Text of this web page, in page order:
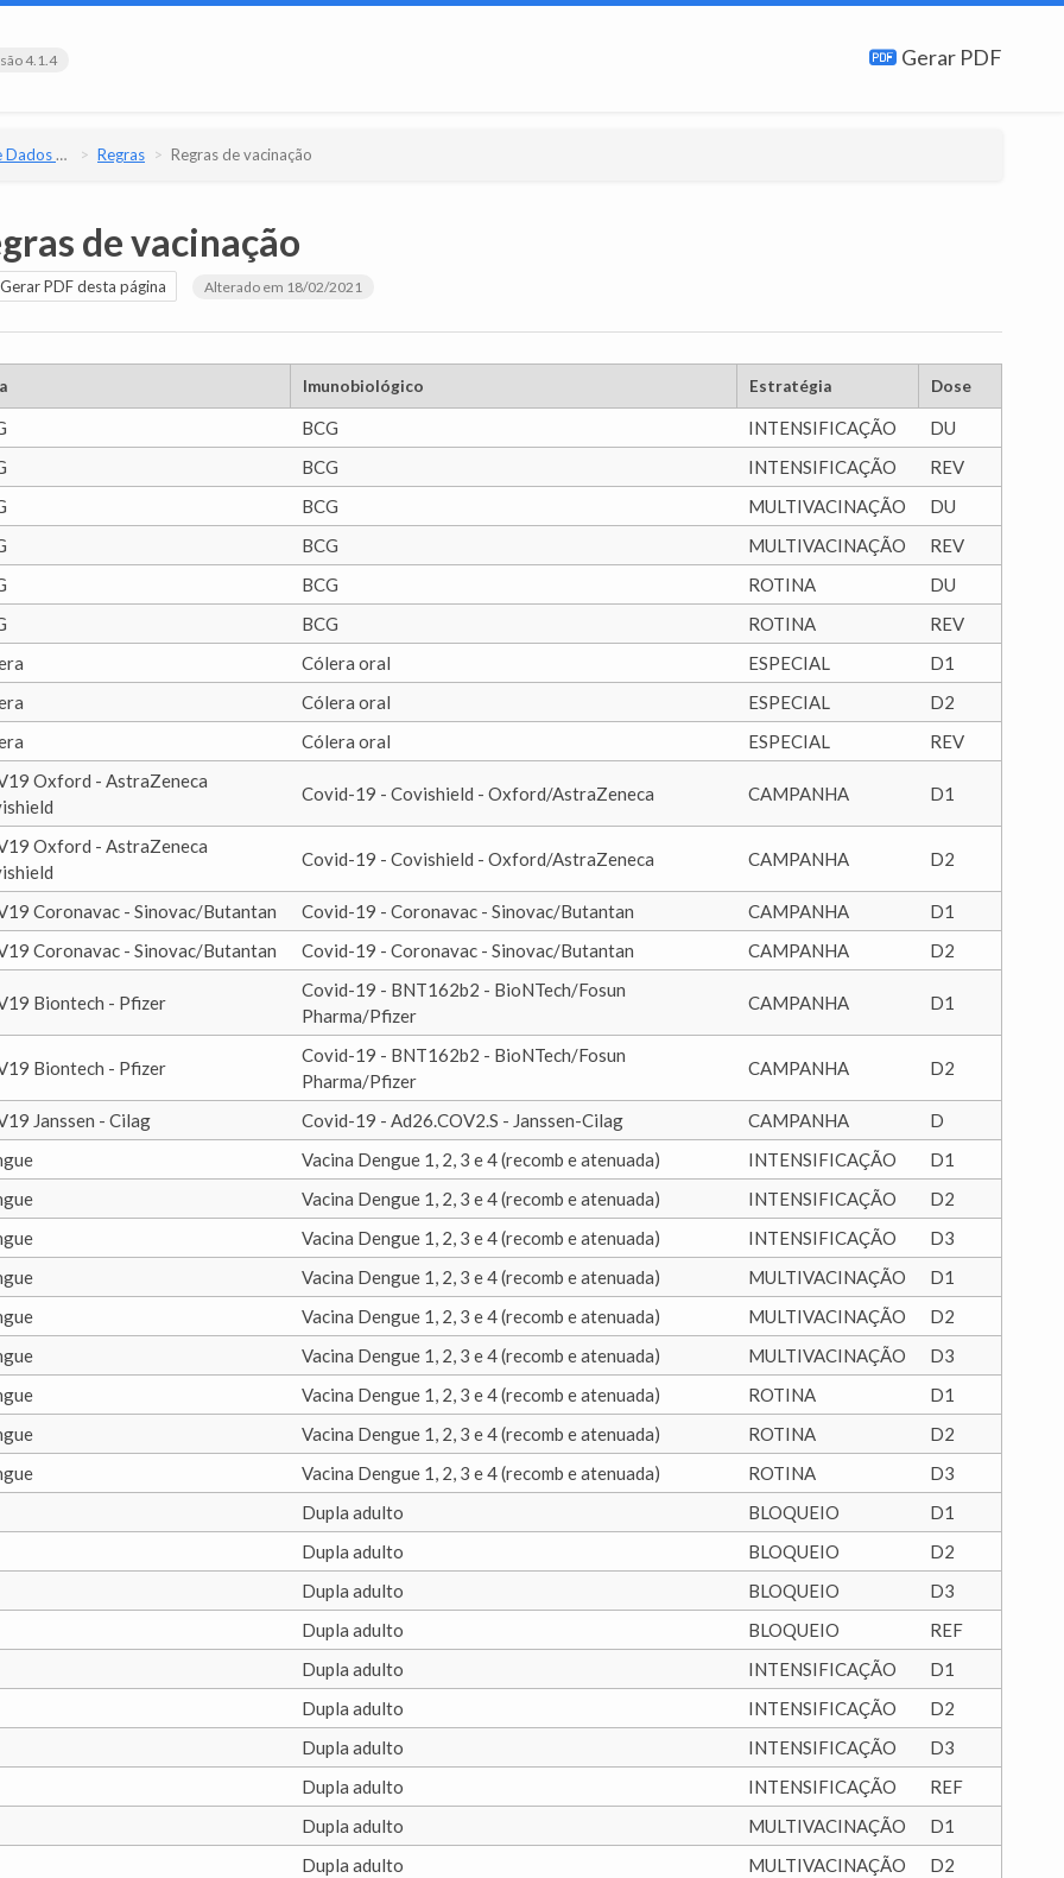
4.1.4 Gerar PDF
Versão 4.1.4 Regras Regras de vacinação
de vacinação
Gerar PDF desta página Alterado em 18/02/2021
Imunobiológico Estratégia Dose
BCG INTENSIFICAÇÃO
DU
BCG INTENSIFICAÇÃO
REV
BCG MULTIVACINAÇÃO
DU
BCG MULTIVACINAÇÃO
REV
BCG ROTINA
DU
BCG ROTINA
REV
Cólera oral ESPECIAL
D1
Cólera oral ESPECIAL
D2
Cólera oral ESPECIAL
REV
Oxford - AstraZeneca
Covid-19 - Covishield - Oxford/AstraZeneca CAMPANHA D1
Oxford - AstraZeneca
Covid-19 - Covishield - Oxford/AstraZeneca CAMPANHA D2
Coronavac - Sinovac/Butantan Covid-19 - Coronavac - Sinovac/Butantan CAMPANHA
D1
Coronavac - Sinovac/Butantan
Covid-19 - Coronavac - Sinovac/Butantan CAMPANHA D2
Biontech - Pfizer
Covid-19 - BNT162b2 - BioNTech/Fosun
Pharma/Pfizer
CAMPANHA D1
Biontech - Pfizer
Covid-19 - BNT162b2 - BioNTech/Fosun
Pharma/Pfizer
CAMPANHA D2
Janssen - Cilag Covid-19 - Ad26.COV2.S - Janssen-Cilag CAMPANHA
D
Vacina Dengue 1, 2, 3 e 4 (recomb e atenuada) INTENSIFICAÇÃO
D1
Vacina Dengue 1, 2, 3 e 4 (recomb e atenuada) INTENSIFICAÇÃO
D2
Vacina Dengue 1, 2, 3 e 4 (recomb e atenuada) INTENSIFICAÇÃO
D3
Vacina Dengue 1, 2, 3 e 4 (recomb e atenuada) MULTIVACINAÇÃO
D1
Vacina Dengue 1, 2, 3 e 4 (recomb e atenuada) MULTIVACINAÇÃO
D2
Vacina Dengue 1, 2, 3 e 4 (recomb e atenuada) MULTIVACINAÇÃO
D3
Vacina Dengue 1, 2, 3 e 4 (recomb e atenuada) ROTINA
D1
Vacina Dengue 1, 2, 3 e 4 (recomb e atenuada) ROTINA
D2
Vacina Dengue 1, 2, 3 e 4 (recomb e atenuada) ROTINA
D3
Dupla adulto BLOQUEIO
D1
Dupla adulto BLOQUEIO
D2
Dupla adulto BLOQUEIO
D3
Dupla adulto BLOQUEIO
REF
Dupla adulto INTENSIFICAÇÃO
D1
Dupla adulto INTENSIFICAÇÃO
D2
Dupla adulto INTENSIFICAÇÃO
D3
Dupla adulto INTENSIFICAÇÃO
REF
Dupla adulto MULTIVACINAÇÃO
D1
Dupla adulto MULTIVACINAÇÃO
D2